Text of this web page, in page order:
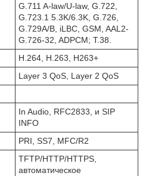
G.711 A-law/U-law, G.722,
G.723.1 5.3K/6.3K, G.726,
G.729A/B, iLBC, GSM, AAL2-
G.726-32, ADPCM; T.38.
H.264, H.263, H263+
Layer 3 QoS, Layer 2 QoS
In Audio, RFC2833, и SIP
INFO
PRI, SS7, MFC/R2
TFTP/HTTP/HTTPS,
автоматическое